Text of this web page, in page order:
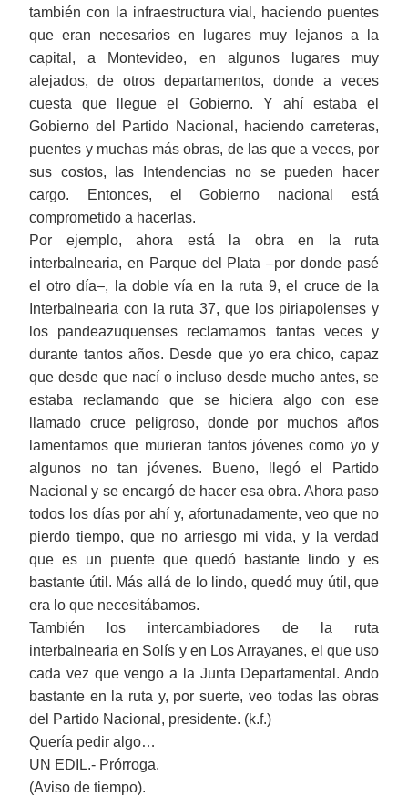
también con la infraestructura vial, haciendo puentes
que eran necesarios en lugares muy lejanos a la
capital,a Montevideo, en algunos lugares muy
alejados, de otros departamentos, donde a veces
cuesta que llegue el Gobierno. Y ahí estaba el
Gobierno del Partido Nacional, haciendocarreteras,
puentes y muchas más obras, de las que a veces, por
sus costos, las Intendencias no se pueden hacer
cargo. Entonces, el Gobierno nacional está
comprometido a hacerlas.
Por ejemplo, ahora está la obra en la ruta
interbalnearia, en Parque del Plata‒por donde pasé
el otro día‒, la doble vía en la ruta 9, el cruce de la
Interbalnearia con la ruta 37, que los piriapolenses y
los pandeazuquenses reclamamos tantas veces y
durante tantos años. Desde que yo era chico, capaz
que desde que nací o inclusodesde mucho antes, se
estaba reclamando que se hiciera algo con ese
llamado cruce peligroso, donde por muchos años
lamentamos que murieran tantos jóvenes como yo y
algunos no tan jóvenes. Bueno, llegó el Partido
Nacional y se encargó de hacer esa obra. Ahora paso
todos los días por ahí y, afortunadamente, veo que no
pierdo tiempo, que no arriesgo mi vida, y la verdad
que es un puente que quedó bastante lindo y es
bastante útil. Más allá de lo lindo, quedó muy útil, que
era lo que necesitábamos.
También
los intercambiadores de la ruta
interbalnearia en Solís y en Los Arrayanes, el que uso
cada vez que vengo a la Junta Departamental. Ando
bastante en la ruta y, por suerte, veo todas las obras
del Partido Nacional, presidente. (k.f.)
Quería pedir algo…
UN EDIL.- Prórroga.
(Aviso de tiempo).